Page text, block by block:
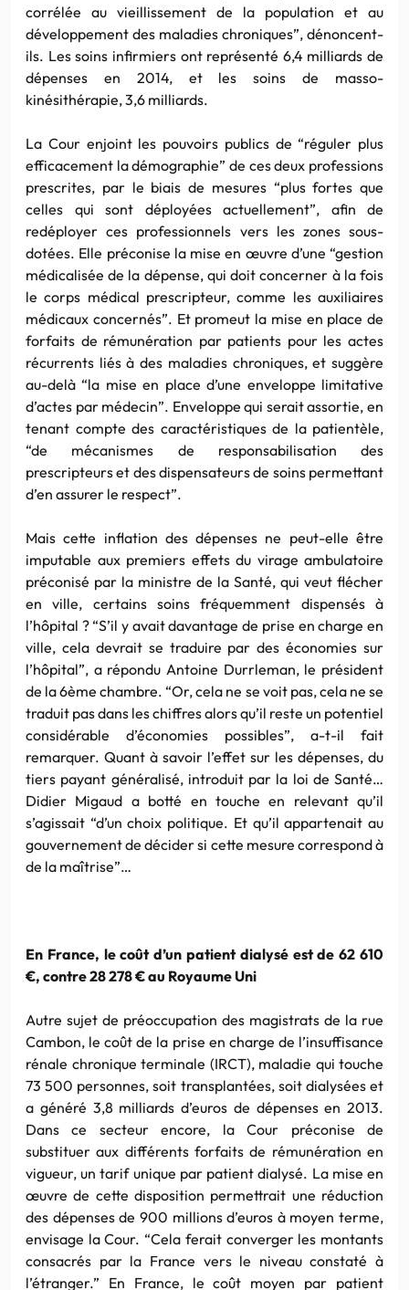
corrélée au vieillissement de la population et au
développement des maladies chroniques”, dénoncent-
ils. Les soins infirmiers ont représenté 6,4 milliards de
dépenses en 2014, et les soins de masso-
kinésithérapie, 3,6 milliards.
La Cour enjoint les pouvoirs publics de “réguler plus
efficacement la démographie” de ces deux professions
prescrites, par le biais de mesures “plus fortes que
celles qui sont déployées actuellement”, afin de
redéployer ces professionnels vers les zones sous-
dotées. Elle préconise la mise en œuvre d’une “gestion
médicalisée de la dépense, qui doit concerner à la fois
le corps médical prescripteur, comme les auxiliaires
médicaux concernés”. Et promeut la mise en place de
forfaits de rémunération par patients pour les actes
récurrents liés à des maladies chroniques, et suggère
au-delà “la mise en place d’une enveloppe limitative
d’actes par médecin”. Enveloppe qui serait assortie, en
tenant compte des caractéristiques de la patientèle,
“de mécanismes de responsabilisation des
prescripteurs et des dispensateurs de soins permettant
d’en assurer le respect”.
Mais cette inflation des dépenses ne peut-elle être
imputable aux premiers effets du virage ambulatoire
préconisé par la ministre de la Santé, qui veut flécher
en ville, certains soins fréquemment dispensés à
l’hôpital ? “S’il y avait davantage de prise en charge en
ville, cela devrait se traduire par des économies sur
l’hôpital”, a répondu Antoine Durrleman, le président
de la 6ème chambre. “Or, cela ne se voit pas, cela ne se
traduit pas dans les chiffres alors qu’il reste un potentiel
considérable d’économies possibles”, a-t-il fait
remarquer. Quant à savoir l’effet sur les dépenses, du
tiers payant généralisé, introduit par la loi de Santé…
Didier Migaud a botté en touche en relevant qu’il
s’agissait “d’un choix politique. Et qu’il appartenait au
gouvernement de décider si cette mesure correspond à
de la maîtrise”…
En France, le coût d’un patient dialysé est de 62 610
€, contre 28 278 € au Royaume Uni
Autre sujet de préoccupation des magistrats de la rue
Cambon, le coût de la prise en charge de l’insuffisance
rénale chronique terminale (IRCT), maladie qui touche
73 500 personnes, soit transplantées, soit dialysées et
a généré 3,8 milliards d’euros de dépenses en 2013.
Dans ce secteur encore, la Cour préconise de
substituer aux différents forfaits de rémunération en
vigueur, un tarif unique par patient dialysé. La mise en
œuvre de cette disposition permettrait une réduction
des dépenses de 900 millions d’euros à moyen terme,
envisage la Cour. “Cela ferait converger les montants
consacrés par la France vers le niveau constaté à
l’étranger.” En France, le coût moyen par patient